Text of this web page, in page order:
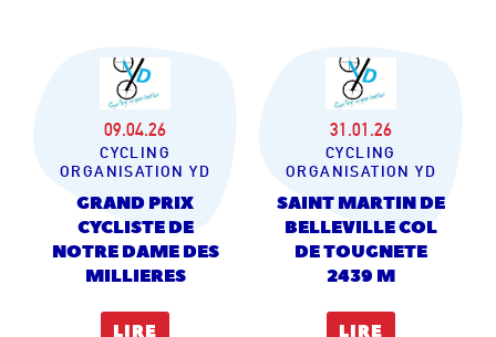
09.04.26
CYCLING
ORGANISATION YD
GRAND PRIX
CYCLISTE DE
NOTRE DAME DES
MILLIERES
LIRE
31.01.26
CYCLING
ORGANISATION YD
SAINT MARTIN DE
BELLEVILLE COL
DE TOUGNETE
2439 M
LIRE